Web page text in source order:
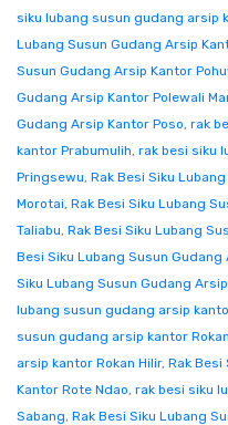
siku lubang susun gudang arsip
Lubang Susun Gudang Arsip
Susun Gudang Arsip Kantor
Gudang Arsip Kantor Polewali
Gudang Arsip Kantor Poso, rak
kantor Prabumulih, rak besi siku
Pringsewu, Rak Besi Siku
Morotai, Rak Besi Siku Lubang
Taliabu, Rak Besi Siku Lubang
Besi Siku Lubang Susun
Siku Lubang Susun Gudang
lubang susun gudang arsip
susun gudang arsip kantor Rokan
arsip kantor Rokan Hilir, Rak Besi
Kantor Rote Ndao, rak besi siku
Sabang, Rak Besi Siku Lubang